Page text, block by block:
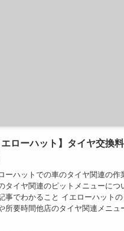
エローハット】タイヤ交換
ーハットでの車のタイヤ関連の作
タイヤ関連のピットメニューにつ
事でわかること イエローハット
所要時間他店のタイヤ関連メニ